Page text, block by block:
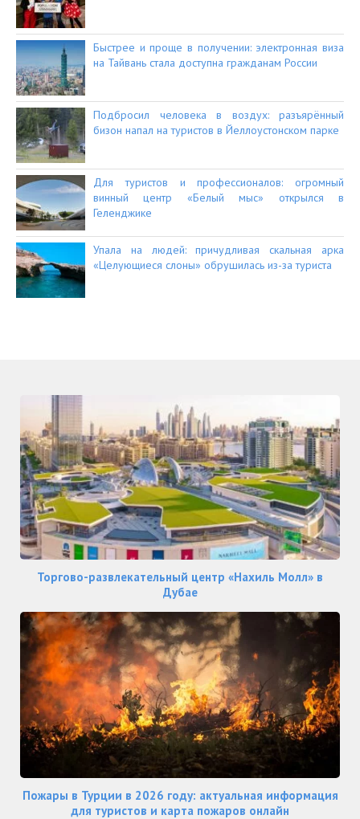
Быстрее и проще в получении: электронная виза
на Тайвань стала доступна гражданам России
Подбросил человека в воздух: разъярённый
бизон напал на туристов в Йеллоустонском парке
Для туристов и профессионалов: огромный
винный центр «Белый мыс» открылся в
Геленджике
Упала на людей: причудливая скальная арка
«Целующиеся слоны» обрушилась из-за туриста
Торгово-развлекательный центр «Нахиль Молл» в
Дубае
Пожары в Турции в 2026 году: актуальная информация
для туристов и карта пожаров онлайн